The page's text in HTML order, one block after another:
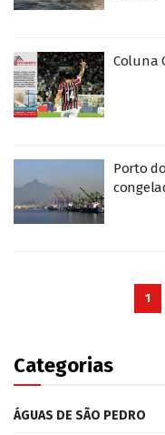
Coluna
Porto
1
Categorias
ÁGUAS DE SÃO PEDRO